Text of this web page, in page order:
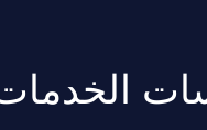
الخدمات